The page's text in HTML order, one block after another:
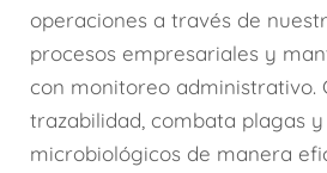
operaciones a través de
procesos empresariales y
con monitoreo administrativo.
trazabilidad, combata plagas
microbiológicos de manera